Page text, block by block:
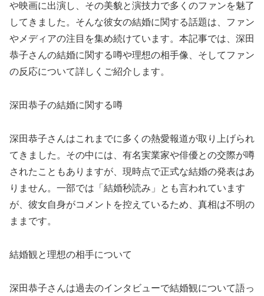
や映画に出演し、その美貌と演技力で多くのファンを魅了
してきました。そんな彼女の結婚に関する話題は、ファン
やメディアの注目を集め続けています。本記事では、深田
恭子さんの結婚に関する噂や理想の相手像、そしてファン
の反応について詳しくご紹介します。
深田恭子の結婚に関する噂
深田恭子さんはこれまでに多くの熱愛報道が取り上げられ
てきました。その中には、有名実業家や俳優との交際が噂
されたこともありますが、現時点で正式な結婚の発表はあ
りません。一部では「結婚秒読み」とも言われています
が、彼女自身がコメントを控えているため、真相は不明の
ままです。
結婚観と理想の相手について
深田恭子さんは過去のインタビューで結婚観について語っ